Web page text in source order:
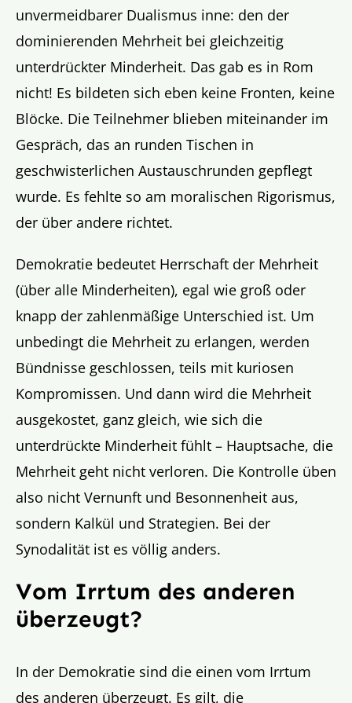
unvermeidbarer Dualismus inne: den der
dominierenden Mehrheit bei gleichzeitig
unterdrückter Minderheit. Das gab es in Rom
nicht! Es bildeten sich eben keine Fronten, keine
Blöcke. Die Teilnehmer blieben miteinander im
Gespräch, das an runden Tischen in
geschwisterlichen Austauschrunden gepflegt
wurde. Es fehlte so am moralischen Rigorismus,
der über andere richtet.
Demokratie bedeutet Herrschaft der Mehrheit
(über alle Minderheiten), egal wie groß oder
knapp der zahlenmäßige Unterschied ist. Um
unbedingt die Mehrheit zu erlangen, werden
Bündnisse geschlossen, teils mit kuriosen
Kompromissen. Und dann wird die Mehrheit
ausgekostet, ganz gleich, wie sich die
unterdrückte Minderheit fühlt – Hauptsache, die
Mehrheit geht nicht verloren. Die Kontrolle üben
also nicht Vernunft und Besonnenheit aus,
sondern Kalkül und Strategien. Bei der
Synodalität ist es völlig anders.
Vom Irrtum des anderen
überzeugt?
In der Demokratie sind die einen vom Irrtum
des anderen überzeugt. Es gilt, die